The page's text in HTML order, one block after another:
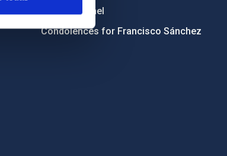
Ethics channel
Condolences for Francisco Sánchez